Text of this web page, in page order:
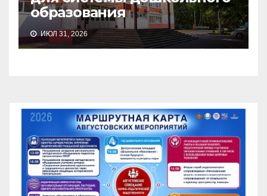
образования
ИЮЛ 31, 2026